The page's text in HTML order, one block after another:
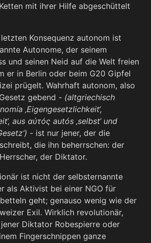
mit ihrer Hilfe abgeschüttelt
Konsequenz autonom ist
Autonome, der seinem
und seinen Neid auf die Welt freien
er in Berlin oder beim G20 Gipfel
prügelt. Wahrhaft autonom, also
gebend - (altgriechisch
‚Eigengesetzlichkeit‘,
aus αὐτός autós ‚selbst‘ und
- ist nur jener, der die
die ihn beherrschen: der
der Diktator.
ist nicht der selbsternannte
als Aktivist bei einer NGO für
geht; genauso wenig wie der
Exil. Wirklich revolutionär,
Diktator Robespierre oder
Fingerschnippen ganze